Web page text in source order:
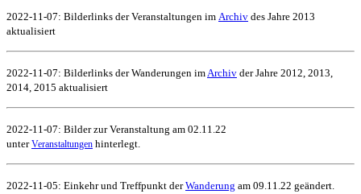
2022-11-07: Bilderlinks der Veranstaltungen im Archiv des Jahre 2013
aktualisiert
2022-11-07: Bilderlinks der Wanderungen im Archiv der Jahre 2012, 2013,
2014, 2015 aktualisiert
2022-11-07: Bilder zur Veranstaltung am 02.11.22
unterVeranstaltungen hinterlegt.
2022-11-05: Einkehr und Treffpunkt derWanderung am 09.11.22 geändert.